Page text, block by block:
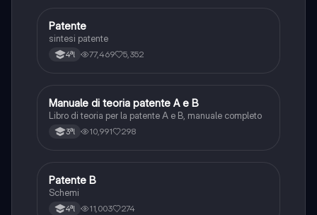
Altro
Patente
sintesi patente
4ªl 77,469 5,352
Italiano
Manuale di teoria patente A e B
Libro di teoria per la patente A e B, manuale completo
3ªl 10,991 298
Altro
Patente B
Schemi
4ªl 11,003 274